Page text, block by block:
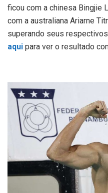
ficou com a chinesa Bingjie
com a australiana Ariarne
superando seus
aqui para ver o resultado